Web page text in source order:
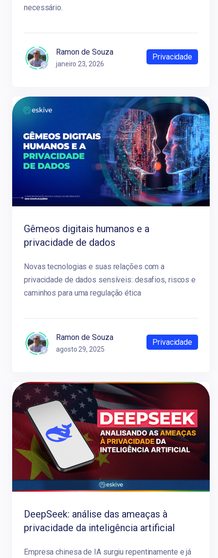
necessário.
Ramon de Souza
janeiro 23, 2026
Privacidade
Gêmeos digitais humanos e a
privacidade de dados
Novas tecnologias e suas relações com a
privacidade de dados sensíveis: desafios, riscos e
caminhos para uma regulação ética
Ramon de Souza
agosto 29, 2025
Privacidade
DeepSeek: análise das ameaças à
privacidade da inteligência artificial
Empresa chinesa de IA surgiu repentinamente e já